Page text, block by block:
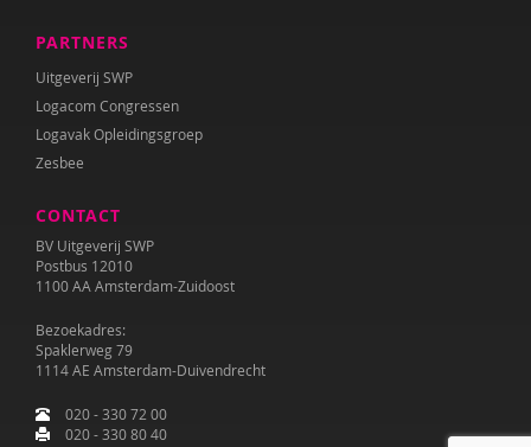
PARTNERS
Uitgeverij SWP
Logacom Congressen
Logavak Opleidingsgroep
Zesbee
CONTACT
BV Uitgeverij SWP
Postbus 12010
1100 AA Amsterdam-Zuidoost
Bezoekadres:
Spaklerweg 79
1114 AE Amsterdam-Duivendrecht
020 - 330 72 00
020 - 330 80 40